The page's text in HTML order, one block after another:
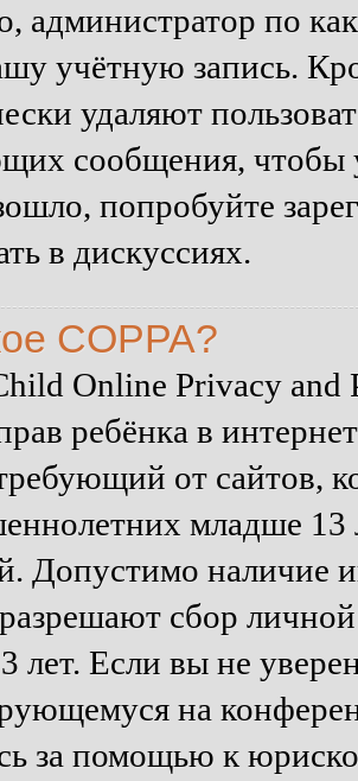
администратор по
учётную запись.
удаляют
сообщения, чтобы
попробуйте
в дискуссиях.
COPPA?
Online Privacy
ребёнка в
от сайтов,
младше 13
Допустимо наличие
сбор
лет. Если вы не
на
за помощью к